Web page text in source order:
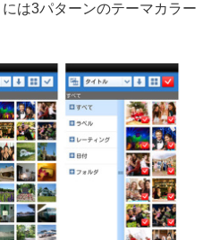
は3パターンのテーマカラー